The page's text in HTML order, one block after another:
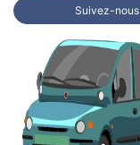
Suivez-nous